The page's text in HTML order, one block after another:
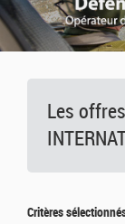
Les
Critères